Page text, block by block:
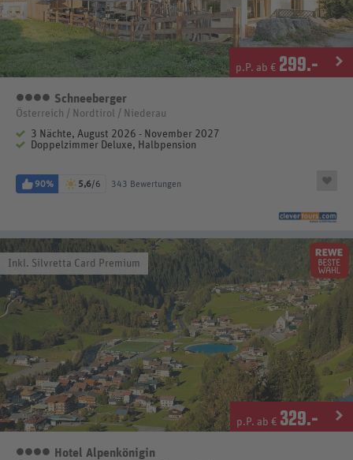
p.P. ab € 299.-
4 Sterne
Schneeberger
Österreich / Nordtirol / Niederau
3 Nächte, August 2026 - November 2027
Doppelzimmer Deluxe, Halbpension
90% 5,6/6 343 Bewertungen
Inkl. Silvretta Card Premium
p.P. ab € 329.-
4 Sterne
Hotel Alpenkönigin